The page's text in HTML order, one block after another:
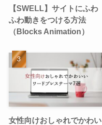
【SWELL】サイトにふわ
ふわ動きをつける方法
（Blocks Animation）
女性向けおしゃれでかわい